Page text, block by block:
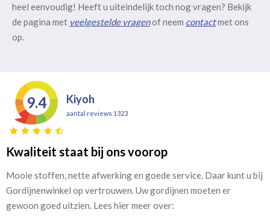
heel eenvoudig! Heeft u uiteindelijk toch nog vragen? Bekijk
de pagina met veelgestelde vragenof neem contactmet ons
op.
9.4 Kiyoh
aantal reviews 1323
Kwaliteit staat bij ons voorop
Mooie stoffen, nette afwerking en goede service. Daar kunt u bij
Gordijnenwinkel op vertrouwen. Uw gordijnen moeten er
gewoon goed uitzien. Lees hier meer over: